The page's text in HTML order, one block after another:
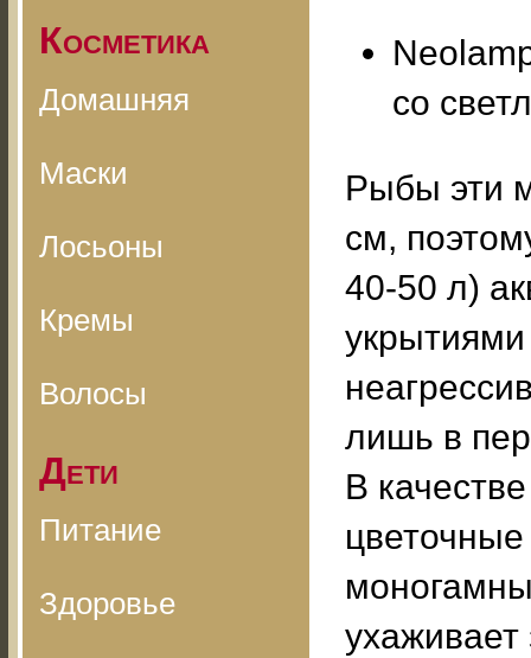
Косметика
Домашняя
Маски
Лосьоны
Кремы
Волосы
Дети
Питание
Здоровье
со
Рыбы эти
см,
40-50 л)
лишь в
В
ухаживает